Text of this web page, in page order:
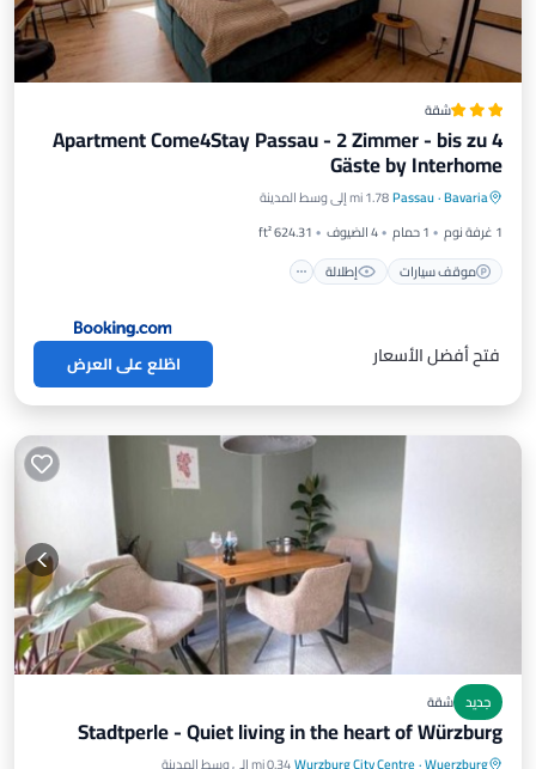
شقة
Apartment Come4Stay Passau - 2 Zimmer - bis zu 4
Gäste by Interhome
Bavaria
·
Passau1.78 mi إلى وسط المدينة
1 غرفة نوم
1 حمام 4 الضيوف
624.31 ft²
موقف سيارات
إطلالة
موقف سيارات
مناسب للأطفال
فتح أفضل الأسعار اطّلع على العرض
جديد شقة
Stadtperle - Quiet living in the heart of Würzburg
Wuerzburg
·
Wurzburg City Centre0.34 mi إلى وسط المدينة